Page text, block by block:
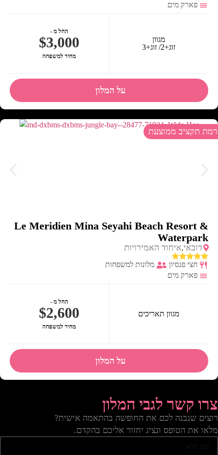
פארק מים
מגוון
זוג+2/ זוג+3
החל מ -
$3,000
מחיר למשפחה
על המלון
רמת תקציב ממוצעת
Le Meridien Mina Seyahi Beach Resort &
Waterpark
דובאי,איחוד האמירויות
חצי פנסיון
מלונות למשפחות
פארק מים
מגוון תאריכים
החל מ -
$2,600
מחיר למשפחה
על המלון
צרו קשר לגבי המלון
רוצים שנבנה לכם את החופשה בהתאמה אישית?
מלאו את הטופס ונציג יחזור אליכם בהקדם.